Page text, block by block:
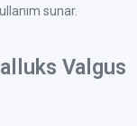
sunar.
Valgus